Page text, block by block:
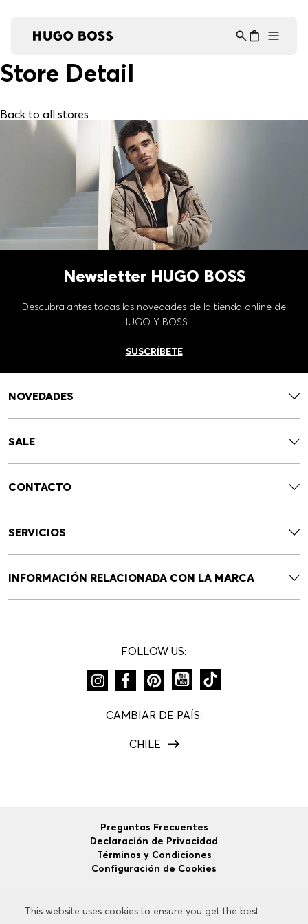
This website uses cookies to ensure you get the best
This website uses cookies to ensure you get the best
Store Detail
Back to all stores
Newsletter HUGO BOSS
Descubra antes todas las novedades de la tienda online de
HUGO Y BOSS
SUSCRÍBETE
NOVEDADES
SALE
CONTACTO
SERVICIOS
INFORMACIÓN RELACIONADA CON LA MARCA
FOLLOW US:
CAMBIAR DE PAÍS:
CHILE
Preguntas Frecuentes
Declaración de Privacidad
Términos y Condiciones
Configuración de Cookies
Asistente Virtual
en línea ⋮